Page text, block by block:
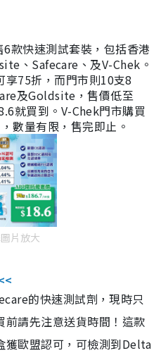
款快速測試套裝，包括香港
、Safecare、及V-Chek。
75折，而門市則10支8
及Goldsite，售價低至
就買到。V-Chek門市購買
數量有限，售完即止。
片放大
的快速測試劑，現時只
請先注意送貨時間！這款
獲歐盟認可，可檢測到Delta